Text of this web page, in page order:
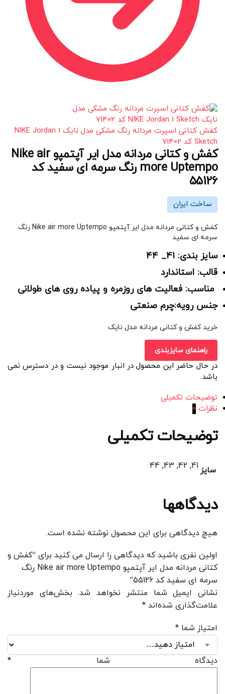
کفش کتانی اسپرت مردانه رنگ مشکی مدل نایک NIKE Jordan 1
Sketch کد 71402
کفش و کتانی مردانه مدل ایر آپتمپو Nike air
more Uptempo رنگ سرمه ای سفید کد
55126
ساخت ایران
کفش و کتانی مردانه مدل ایر آپتمپو Nike air more Uptempo رنگ
سرمه ای سفید
سایز بندی: 41_ 44
قالب: استاندارد
مناسب: فعالیت های روزمره و پیاده روی های طولانی
جنس رویه:چرم صنعتی
خرید کفش و کتانی مردانه مدل نایک
راهنمای سایزبندی
در حال حاضر این محصول در انبار موجود نیست و در دسترس نمی
باشد.
توضیحات تکمیلی
نظرات 0
توضیحات تکمیلی
سایز 41, 42, 43, 44
دیدگاهها
هیچ دیدگاهی برای این محصول نوشته نشده است.
اولین نفری باشید که دیدگاهی را ارسال می کنید برای “کفش و
کتانی مردانه مدل ایر آپتمپو Nike air more Uptempo رنگ
سرمه ای سفید کد 55126”
نشانی ایمیل شما منتشر نخواهد شد. بخش‌های موردنیاز
علامت‌گذاری شده‌اند *
امتیاز شما *
دیدگاه شما *